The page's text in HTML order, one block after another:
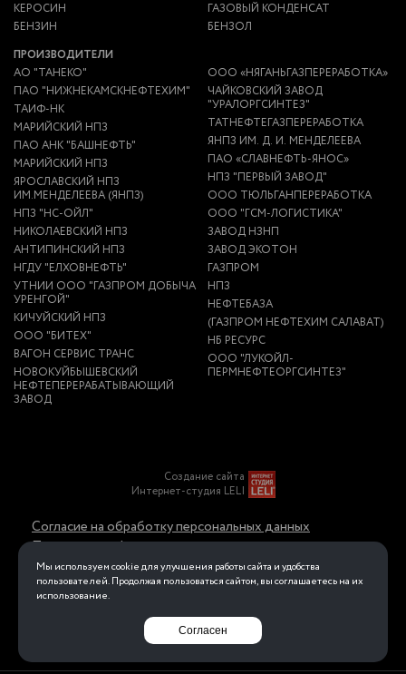
КЕРОСИН
БЕНЗИН
ГАЗОВЫЙ КОНДЕНСАТ
БЕНЗОЛ
ПРОИЗВОДИТЕЛИ
АО "ТАНЕКО"
ПАО "НИЖНЕКАМСКНЕФТЕХИМ"
ТАИФ-НК
МАРИЙСКИЙ НПЗ
ПАО АНК "БАШНЕФТЬ"
МАРИЙСКИЙ НПЗ
ЯРОСЛАВСКИЙ НПЗ
ИМ.МЕНДЕЛЕЕВА (ЯНПЗ)
НПЗ "НС-ОЙЛ"
НИКОЛАЕВСКИЙ НПЗ
АНТИПИНСКИЙ НПЗ
НГДУ "ЕЛХОВНЕФТЬ"
УТНИИ ООО "ГАЗПРОМ ДОБЫЧА
УРЕНГОЙ"
КИЧУЙСКИЙ НПЗ
ООО "БИТЕХ"
ВАГОН СЕРВИС ТРАНС
НОВОКУЙБЫШЕВСКИЙ
НЕФТЕПЕРЕРАБАТЫВАЮЩИЙ
ЗАВОД
ООО «НЯГАНЬГАЗПЕРЕРАБОТКА»
ЧАЙКОВСКИЙ ЗАВОД
"УРАЛОРГСИНТЕЗ"
ТАТНЕФТЕГАЗПЕРЕРАБОТКА
ЯНПЗ ИМ. Д. И. МЕНДЕЛЕЕВА
ПАО «СЛАВНЕФТЬ-ЯНОС»
НПЗ "ПЕРВЫЙ ЗАВОД"
ООО ТЮЛЬГАНПЕРЕРАБОТКА
ООО "ГСМ-ЛОГИСТИКА"
ЗАВОД НЗНП
ЗАВОД ЭКОТОН
ГАЗПРОМ
НПЗ
НЕФТЕБАЗА
(ГАЗПРОМ НЕФТЕХИМ САЛАВАТ)
НБ РЕСУРС
ООО "ЛУКОЙЛ-
ПЕРМНЕФТЕОРГСИНТЕЗ"
Создание сайта
Интернет-студия LELI
Согласие на обработку персональных данных
Политика конфиденциальности в отношении
обработки персональных данных
Перейти на полную версию
Мы используем cookie для улучшения работы сайта и удобства
пользователей. Продолжая пользоваться сайтом, вы соглашаетесь на их
использование.
Согласен